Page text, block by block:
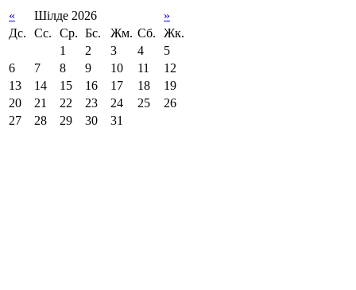
« Шілде 2026
»
Дс.
Сс. Ср. Бс. Жм. Сб.
Жк.
1
2 3 4
5
6
7 8 9 10 11
12
13
14 15 16 17 18
19
20
21 22 23 24 25
26
27
28 29 30 31